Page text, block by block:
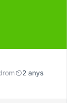
2 anys